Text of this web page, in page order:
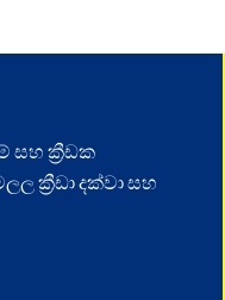
සහ ක්‍රීඩක
ක්‍රීඩා දක්වා සහ